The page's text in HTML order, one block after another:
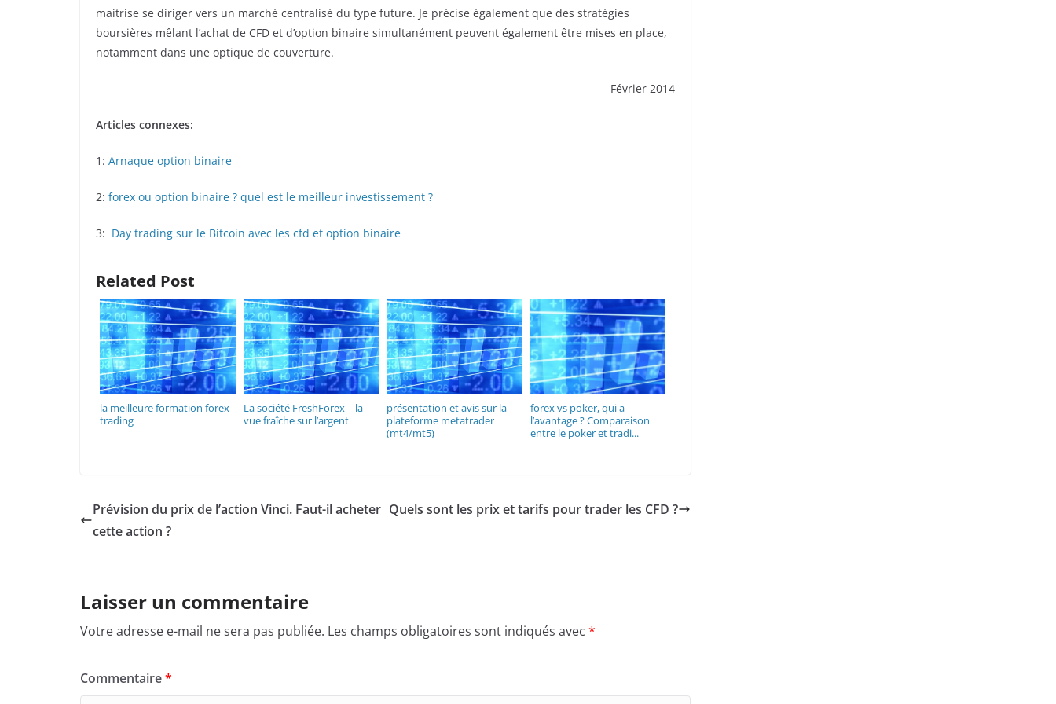
maitrise se diriger vers un marché centralisé du type future. Je précise également que des stratégies
boursières mêlant l’achat de CFD et d’option binaire simultanément peuvent également être mises en place,
notamment dans une optique de couverture.
Février 2014
Articles connexes:
1: Arnaque option binaire
2: forex ou option binaire ? quel est le meilleur investissement ?
3: Day trading sur le Bitcoin avec les cfd et option binaire
Related Post
la meilleure formation forex
trading
La société FreshForex – la
vue fraîche sur l’argent
présentation et avis sur la
plateforme metatrader
(mt4/mt5)
forex vs poker, qui a
l’avantage ? Comparaison
entre le poker et tradi...
Prévision du prix de l’action Vinci. Faut-il acheter
cette action ?
Quels sont les prix et tarifs pour trader les CFD ?
Laisser un commentaire
Votre adresse e-mail ne sera pas publiée. Les champs obligatoires sont indiqués avec *
Commentaire*